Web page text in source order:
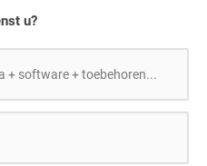
u?
+ software + toebehoren...